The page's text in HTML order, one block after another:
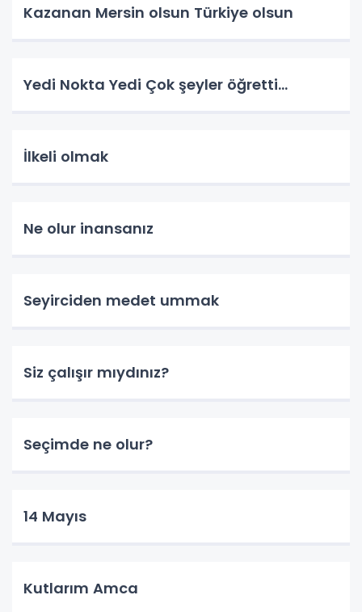
Kazanan Mersin olsun Türkiye olsun
Yedi Nokta Yedi Çok şeyler öğretti…
İlkeli olmak
Ne olur inansanız
Seyirciden medet ummak
Siz çalışır mıydınız?
Seçimde ne olur?
14 Mayıs
Kutlarım Amca